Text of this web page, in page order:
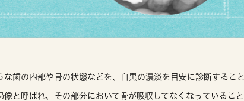
歯の内部や骨の状態などを、白黒の濃淡を目安に診断すること
と呼ばれ、その部分において骨が吸収してなくなっていること